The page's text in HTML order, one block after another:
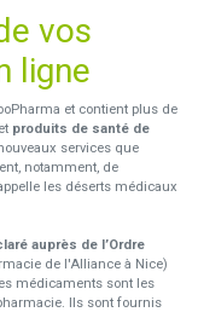
vos
ligne
et contient plus de
produits de santé de
services que
notamment, de
les déserts médicaux
auprès de l’Ordre
de l'Alliance à Nice)
médicaments sont les
Ils sont fournis